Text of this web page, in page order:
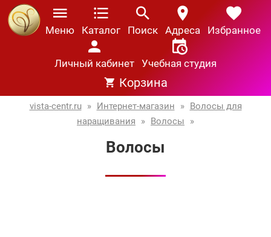
Меню Каталог Поиск Адреса Избранное
Личный кабинет Учебная студия
Корзина
vista-centr.ru » Интернет-магазин » Волосы для
наращивания
» Волосы »
Волосы